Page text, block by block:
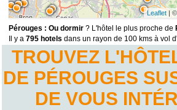
Leaflet| ©
Pérouges : Ou dormir ? L'hôtel le plus proche de
Il y a795 hotels dans un rayon de 100 kms à vol
TROUVEZ
DE PÉROUGES
DE VOUS